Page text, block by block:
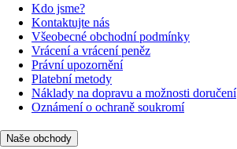
Kdo jsme?
Kontaktujte nás
Všeobecné obchodní podmínky
Vrácení a vrácení peněz
Právní upozornění
Platební metody
Náklady na dopravu a možnosti doručení
Oznámení o ochraně soukromí
Naše obchody